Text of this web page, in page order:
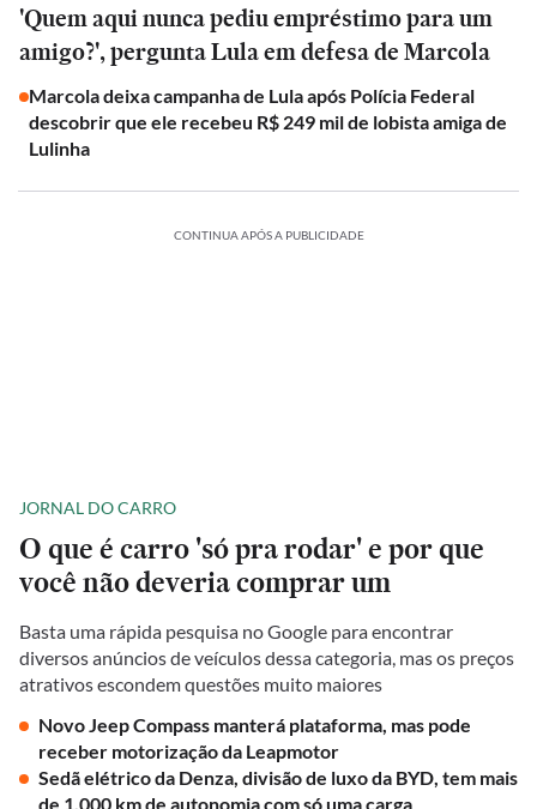
'Quem aqui nunca pediu empréstimo para um
amigo?', pergunta Lula em defesa de Marcola
Marcola deixa campanha de Lula após Polícia Federal
descobrir que ele recebeu R$ 249 mil de lobista amiga de
Lulinha
CONTINUA APÓS A PUBLICIDADE
JORNAL DO CARRO
O que é carro 'só pra rodar' e por que
você não deveria comprar um
Basta uma rápida pesquisa no Google para encontrar
diversos anúncios de veículos dessa categoria, mas os preços
atrativos escondem questões muito maiores
Novo Jeep Compass manterá plataforma, mas pode
receber motorização da Leapmotor
Sedã elétrico da Denza, divisão de luxo da BYD, tem mais
de 1.000 km de autonomia com só uma carga